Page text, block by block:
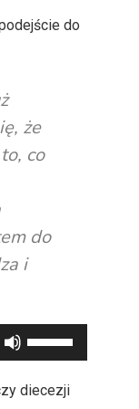
lub
zmniejszyć
do
że
co
do
i
strzałek
do
diecezji